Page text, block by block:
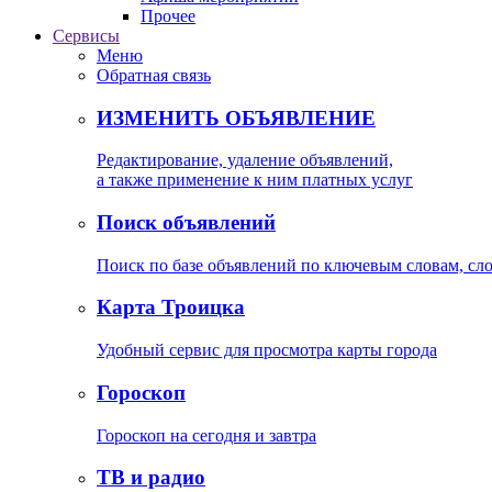
Прочее
Сервисы
Меню
Обратная связь
ИЗМЕНИТЬ ОБЪЯВЛЕНИЕ
Редактирование, удаление объявлений,
а также применение к ним платных услуг
Поиск объявлений
Поиск по базе объявлений по ключевым словам,
Карта Троицка
Удобный сервис для просмотра карты города
Гороскоп
Гороскоп на сегодня и завтра
ТВ и радио